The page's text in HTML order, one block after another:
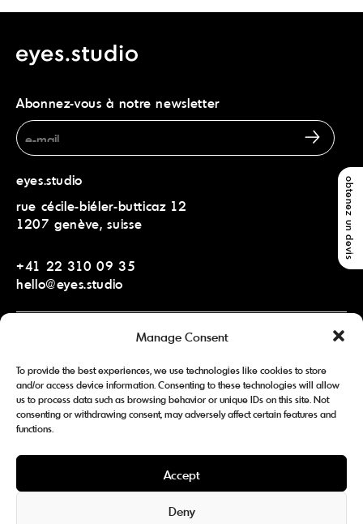
Manage Consent
To provide the best experiences, we use technologies like cookies to store
and/or access device information. Consenting to these technologies will allow
us to process data such as browsing behavior or unique IDs on this site. Not
consenting or withdrawing consent, may adversely affect certain features and
functions.
Accept
Deny
Abonnez-vous à notre newsletter
eyes.studio
rue cécile-biéler-butticaz 12
1207 genève, suisse
eyes.studio middle east
dubai, uae
+41 22 310 09 35
hello@eyes.studio
+971 5 6644 7776
obtenez un devis